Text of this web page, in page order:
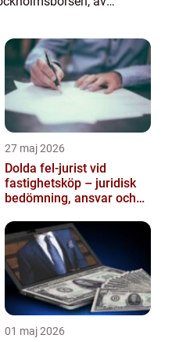
som en
27 maj 2026
Dolda fel-jurist vid
fastighetsköp – juridisk
bedömning, ansvar och
tvister...
01 maj 2026